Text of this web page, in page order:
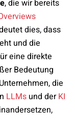
, die wir bereits
dies, dass
und die
eine direkte
Bedeutung
die
LLMs und derKI